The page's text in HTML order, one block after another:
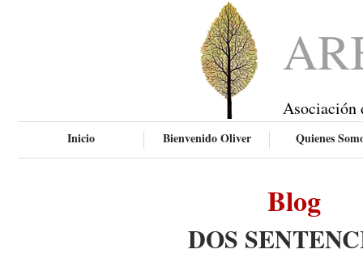
Asociación
Inicio Bienvenido Oliver Quienes
Blog
DOS